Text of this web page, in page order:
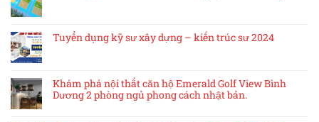
Tuyển dụng kỹ sư xây dựng – kiến trúc sư 2024
Khám phá nội thất căn hộ Emerald Golf View Bình
Dương 2 phòng ngủ phong cách nhật bản.